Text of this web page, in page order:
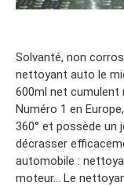
Solvanté, non
nettoyant auto le
600ml net cumulent
Numéro 1 en
360° et possède
décrasser
automobile :
moteur… Le